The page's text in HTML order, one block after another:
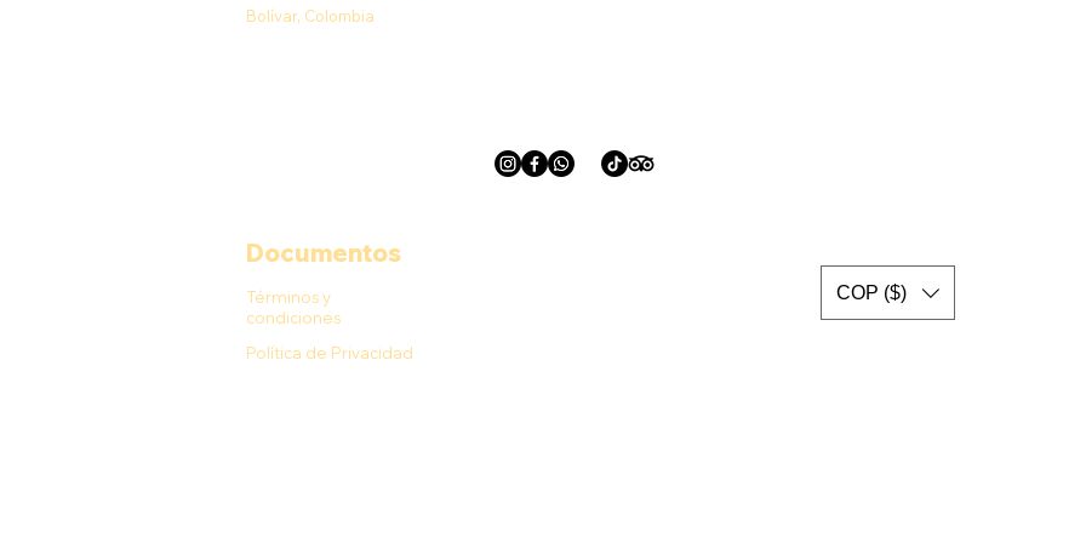
Bolívar, Colombia
Documentos
Términos y
condiciones
COP ($)
Política de Privacidad